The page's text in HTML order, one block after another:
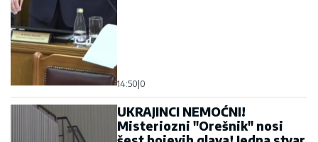
14:50 0
UKRAJINCI NEMOĆNI!
Misteriozni "Orešnik" nosi